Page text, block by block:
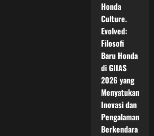
Honda
Culture.
Evolved:
Filosofi
Baru Honda
di GIIAS
2026 yang
Menyatukan
Inovasi dan
Pengalaman
Berkendara